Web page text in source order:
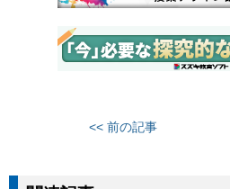
<< 前の記事